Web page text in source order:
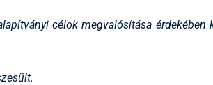
célok megvalósítása